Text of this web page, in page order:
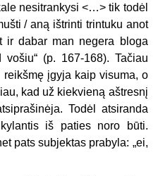
nesitrankysi <…> tik todėl
/ aną ištrinti trintuku anot
dabar man negera bloga
(p. 167-168). Tačiau
įgyja kaip visuma, o
kad už kiekvieną aštresnį
Todėl atsiranda
iš paties noro būti.
pats subjektas prabyla: „ei,